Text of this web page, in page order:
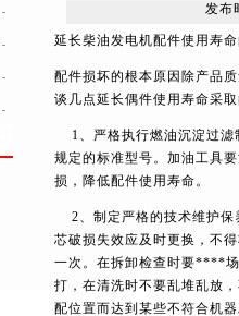
发布
延长柴油发电机配件使用寿命
配件损坏的根本原因除产品
谈几点延长偶件使用寿命采取
1、严格执行燃油沉淀过滤
规定的标准型号。加油工具
损，降低配件使用寿命。
2、制定严格的技术维护保
芯破损失效应及时更换，不
一次。在拆卸检查时要****
打，在清洗时不要乱堆乱放
配位置而达到某些不符合机